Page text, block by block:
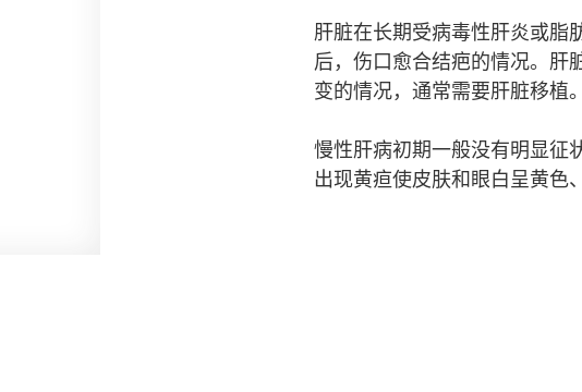
肝脏在长期受病毒性肝炎或脂
后，伤口愈合结疤的情况。肝
变的情况，通常需要肝脏移植。
慢性肝病初期一般没有明显征
出现黄疸使皮肤和眼白呈黄色